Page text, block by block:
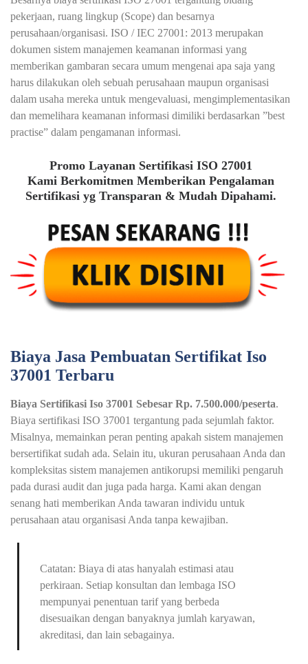
pekerjaan, ruang lingkup (Scope) dan besarnya
perusahaan/organisasi. ISO / IEC 27001: 2013 merupakan
dokumen sistem manajemen keamanan informasi yang
memberikan gambaran secara umum mengenai apa saja yang
harus dilakukan oleh sebuah perusahaan maupun organisasi
dalam usaha mereka untuk mengevaluasi, mengimplementasikan
dan memelihara keamanan informasi dimiliki berdasarkan ”best
practise” dalam pengamanan informasi.
Promo Layanan Sertifikasi ISO 27001
Kami Berkomitmen Memberikan Pengalaman
Sertifikasi yg Transparan & Mudah Dipahami.
Biaya Jasa Pembuatan Sertifikat Iso
37001 Terbaru
Biaya Sertifikasi Iso 37001 Sebesar Rp. 7.500.000/peserta.
Biaya sertifikasi ISO 37001 tergantung pada sejumlah faktor.
Misalnya, memainkan peran penting apakah sistem manajemen
bersertifikat sudah ada. Selain itu, ukuran perusahaan Anda dan
kompleksitas sistem manajemen antikorupsi memiliki pengaruh
pada durasi audit dan juga pada harga. Kami akan dengan
senang hati memberikan Anda tawaran individu untuk
perusahaan atau organisasi Anda tanpa kewajiban.
Catatan: Biaya di atas hanyalah estimasi atau
perkiraan. Setiap konsultan dan lembaga ISO
mempunyai penentuan tarif yang berbeda
disesuaikan dengan banyaknya jumlah karyawan,
akreditasi, dan lain sebagainya.